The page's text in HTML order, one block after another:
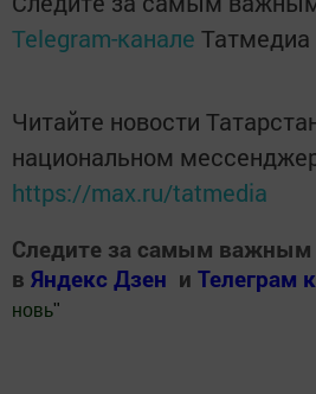
Telegram-канале Татмедиа
Читайте новости
национальном
https://max.ru/tatmedia
Следите за самым важным
в Яндекс Дзен и Телеграм
новь"